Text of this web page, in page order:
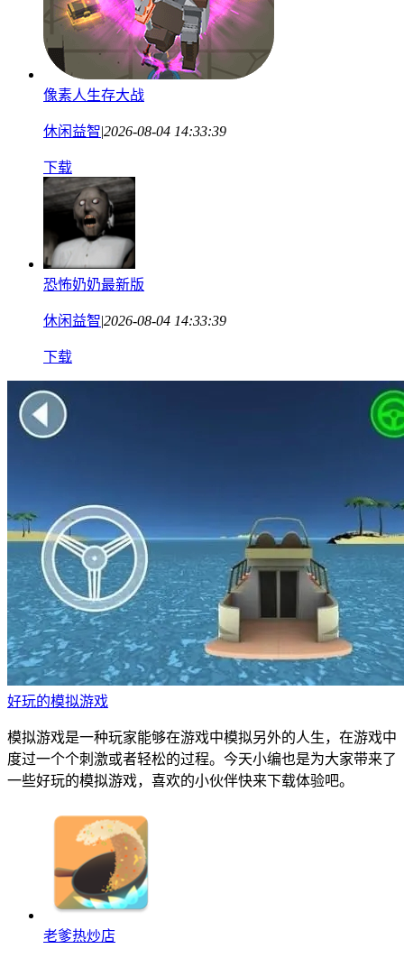
像素人生存大战
休闲益智|2026-08-04 14:33:39
下载
恐怖奶奶最新版
休闲益智|2026-08-04 14:33:39
下载
好玩的模拟游戏
模拟游戏是一种玩家能够在游戏中模拟另外的人生，在游戏中
度过一个个刺激或者轻松的过程。今天小编也是为大家带来了
一些好玩的模拟游戏，喜欢的小伙伴快来下载体验吧。
老爹热炒店